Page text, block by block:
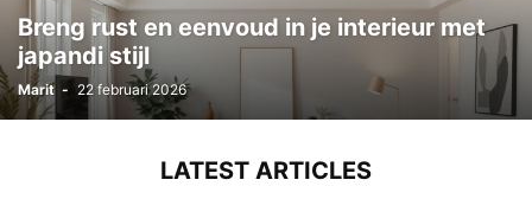
Breng rust en eenvoud in je interieur met
japandi stijl
Marit - 22 februari 2026
LATEST ARTICLES